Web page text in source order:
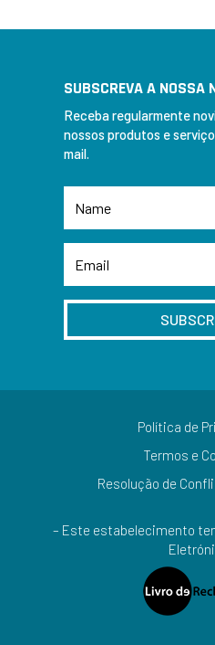
SUBSCREVA A NOSSA
Receba regularmente
nossos produtos e
mail.
Política de
Termos e
Resolução de
– Este estabelecimento